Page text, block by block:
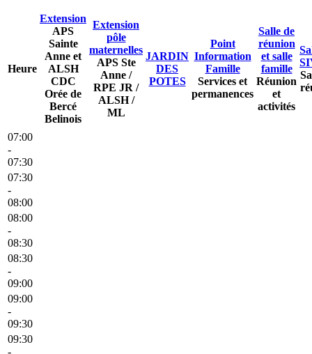
Heure
Extension
APS
Sainte
Anne et
ALSH
CDC
Orée de
Bercé
Belinois
Extension
pôle
maternelles
APS Ste
Anne /
RPE JR /
ALSH /
ML
JARDIN
DES
POTES
Point
Information
Famille
Services et
permanences
Salle de
réunion
et salle
famille
Réunion
et
activités
07:00
-
07:30
07:30
-
08:00
08:00
-
08:30
08:30
-
09:00
09:00
-
09:30
09:30
-